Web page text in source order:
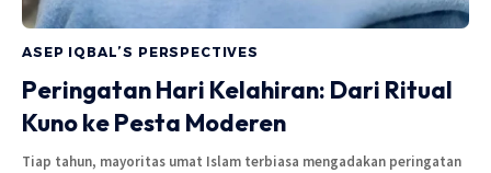
ASEP IQBAL’S PERSPECTIVES
Peringatan Hari Kelahiran: Dari Ritual
Kuno ke Pesta Moderen
Tiap tahun, mayoritas umat Islam terbiasa mengadakan peringatan